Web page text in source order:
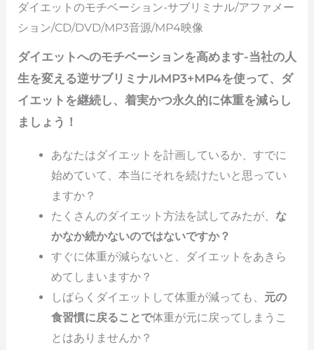
ダイエットのモチベーション-サブリミナル/アファメー
ション/CD/DVD/MP3音源/MP4映像
ダイエットへのモチベーションを高めます-当社の人
生を変える逆サブリミナルMP3+MP4を使って、ダ
イエットを継続し、着実かつ永久的に体重を減らし
ましょう！
あなたはダイエットを計画しているか、すでに
始めていて、本当にそれを続けたいと思ってい
ますか？
たくさんのダイエット方法を試してみたが、 な
かなか続かないのではないですか？
すぐに体重が減らないと、ダイエットをあきら
めてしまいますか？
しばらくダイエットして体重が減っても、 元の
食習慣に戻ることで体重が元に戻ってしまうこ
とはありませんか？